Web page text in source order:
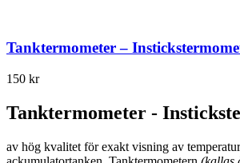
Tanktermometer –
150 kr
Tanktermometer -
av hög kvalitet för exakt visning av